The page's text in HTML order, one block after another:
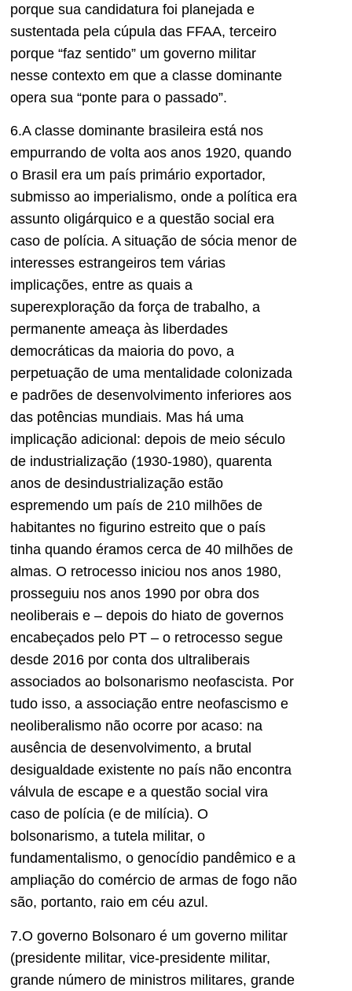
porque sua candidatura foi planejada e
sustentada pela cúpula das FFAA, terceiro
porque “faz sentido” um governo militar
nesse contexto em que a classe dominante
opera sua “ponte para o passado”.
6.A classe dominante brasileira está nos
empurrando de volta aos anos 1920, quando
o Brasil era um país primário exportador,
submisso ao imperialismo, onde a política era
assunto oligárquico e a questão social era
caso de polícia. A situação de sócia menor de
interesses estrangeiros tem várias
implicações, entre as quais a
superexploração da força de trabalho, a
permanente ameaça às liberdades
democráticas da maioria do povo, a
perpetuação de uma mentalidade colonizada
e padrões de desenvolvimento inferiores aos
das potências mundiais. Mas há uma
implicação adicional: depois de meio século
de industrialização (1930-1980), quarenta
anos de desindustrialização estão
espremendo um país de 210 milhões de
habitantes no figurino estreito que o país
tinha quando éramos cerca de 40 milhões de
almas. O retrocesso iniciou nos anos 1980,
prosseguiu nos anos 1990 por obra dos
neoliberais e – depois do hiato de governos
encabeçados pelo PT – o retrocesso segue
desde 2016 por conta dos ultraliberais
associados ao bolsonarismo neofascista. Por
tudo isso, a associação entre neofascismo e
neoliberalismo não ocorre por acaso: na
ausência de desenvolvimento, a brutal
desigualdade existente no país não encontra
válvula de escape e a questão social vira
caso de polícia (e de milícia). O
bolsonarismo, a tutela militar, o
fundamentalismo, o genocídio pandêmico e a
ampliação do comércio de armas de fogo não
são, portanto, raio em céu azul.
7.O governo Bolsonaro é um governo militar
(presidente militar, vice-presidente militar,
grande número de ministros militares, grande